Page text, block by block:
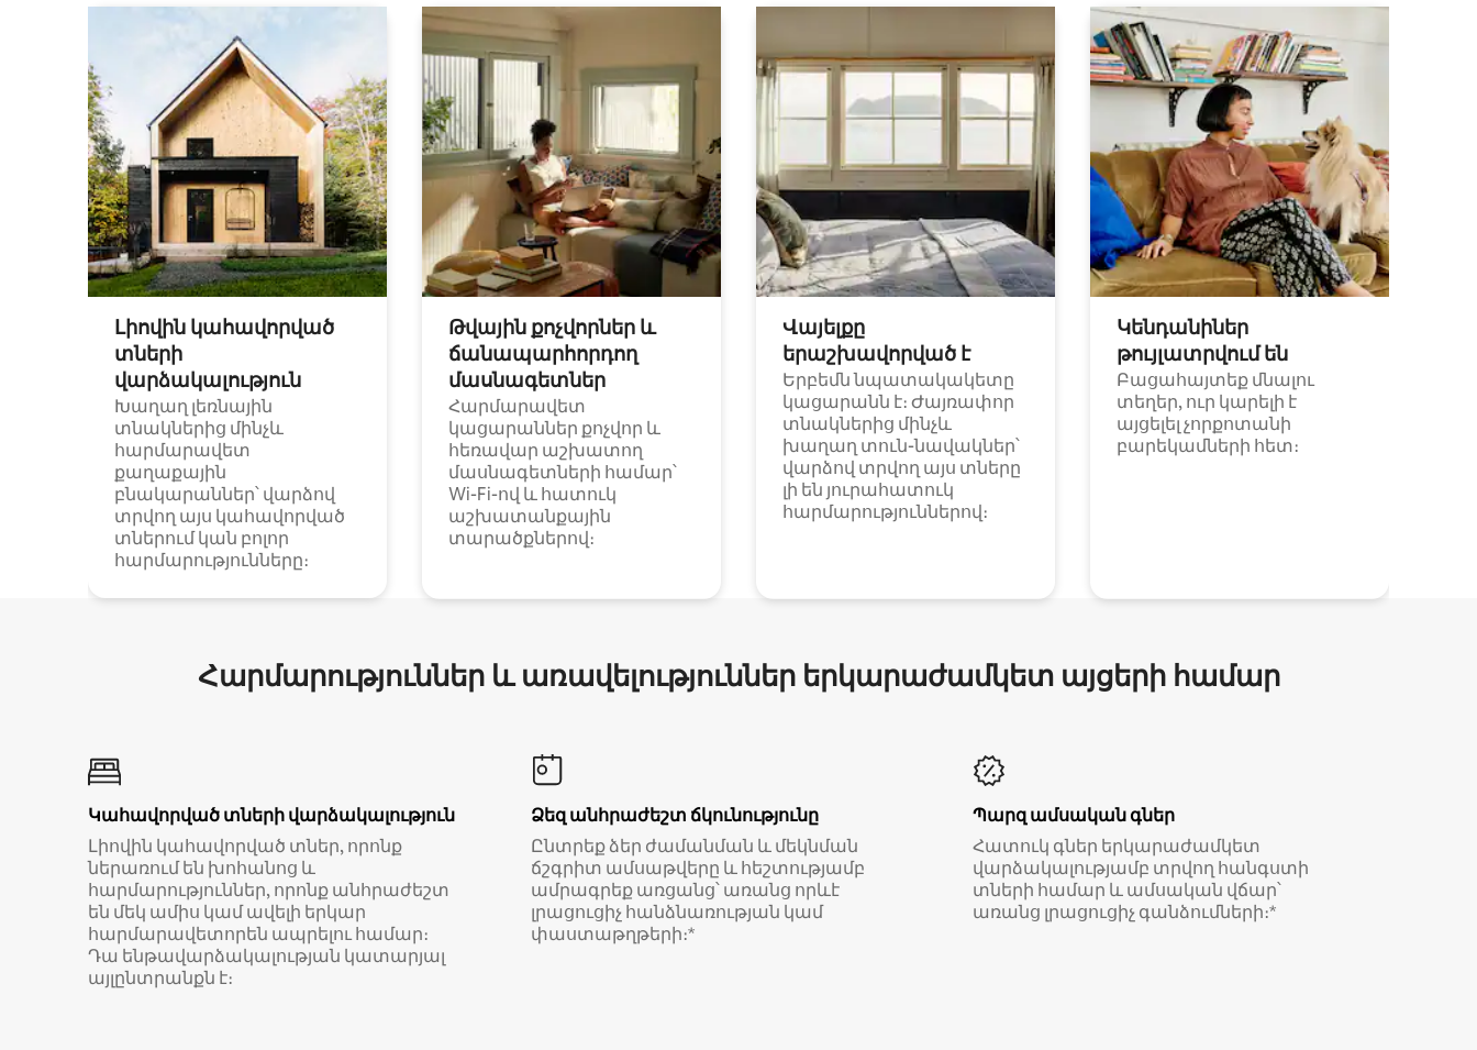
Լիովին կահավորված
տների
վարձակալություն
Խաղաղ լեռնային
տնակներից մինչև
հարմարավետ
քաղաքային
բնակարաններ՝ վարձով
տրվող այս կահավորված
տներում կան բոլոր
հարմարությունները։
Թվային քոչվորներ և
ճանապարհորդող
մասնագետներ
Հարմարավետ
կացարաններ քոչվոր և
հեռավար աշխատող
մասնագետների համար՝
Wi-Fi-ով և հատուկ
աշխատանքային
տարածքներով։
Վայելքը
երաշխավորված է
Երբեմն նպատակակետը
կացարանն է։ Ժայռափոր
տնակներից մինչև
խաղաղ տուն-նավակներ՝
վարձով տրվող այս տները
լի են յուրահատուկ
հարմարություններով։
Կենդանիներ
թույլատրվում են
Բացահայտեք մնալու
տեղեր, ուր կարելի է
այցելել չորքոտանի
բարեկամների հետ։
Հարմարություններ և առավելություններ երկարաժամկետ այցերի համար
Կահավորված տների վարձակալություն
Լիովին կահավորված տներ, որոնք
ներառում են խոհանոց և
հարմարություններ, որոնք անհրաժեշտ
են մեկ ամիս կամ ավելի երկար
հարմարավետորեն ապրելու համար։
Դա ենթավարձակալության կատարյալ
այլընտրանքն է։
Ձեզ անհրաժեշտ ճկունությունը
Ընտրեք ձեր ժամանման և մեկնման
ճշգրիտ ամսաթվերը և հեշտությամբ
ամրագրեք առցանց՝ առանց որևէ
լրացուցիչ հանձնառության կամ
փաստաթղթերի։*
Պարզ ամսական գներ
Հատուկ գներ երկարաժամկետ
վարձակալությամբ տրվող հանգստի
տների համար և ամսական վճար՝
առանց լրացուցիչ գանձումների։*